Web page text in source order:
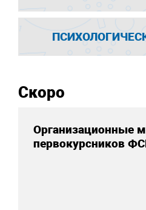
Скоро
Организационные
первокурсников